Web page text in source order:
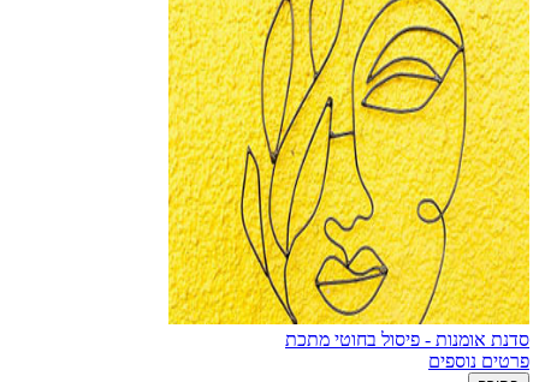
סדנת אומנות - פיסול בחוטי מתכת
פרטים נוספים